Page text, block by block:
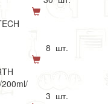
8 шт.
200ml/
3 шт.